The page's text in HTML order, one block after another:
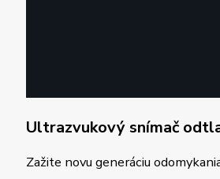
Ultrazvukový snímač
Zažite novu generáciu